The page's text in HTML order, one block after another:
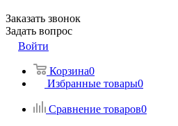
Заказать звонок
Задать вопрос
Войти
Корзина0
Избранные товары0
Сравнение товаров0